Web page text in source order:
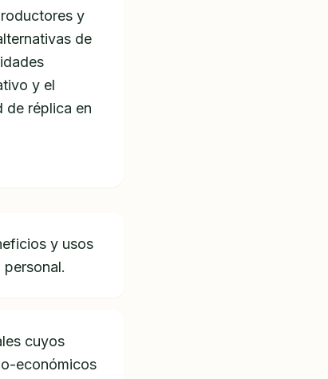
y
de
y el
de réplica en
y usos
cuyos
económicos